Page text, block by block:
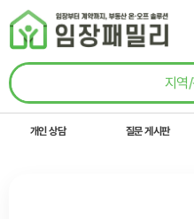
콘텐츠로
건너뛰기
개인 상담 질문 게시판